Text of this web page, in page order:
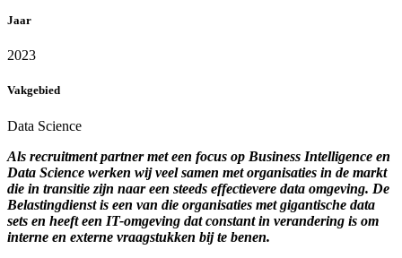
Jaar
2023
Vakgebied
Data Science
Als recruitment partner met een focus op Business Intelligence en
Data Science werken wij veel samen met organisaties in de markt
die in transitie zijn naar een steeds effectievere data omgeving. De
Belastingdienst is een van die organisaties met gigantische data
sets en heeft een IT-omgeving dat constant in verandering is om
interne en externe vraagstukken bij te benen.